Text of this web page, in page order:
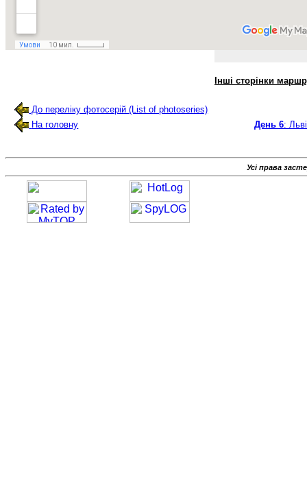
Інші сторінки
До переліку фотосерій (List of photoseries)
На головну
День 6:
Усі права